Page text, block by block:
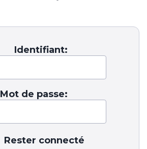
Identifiant:
Mot de passe:
Rester connecté